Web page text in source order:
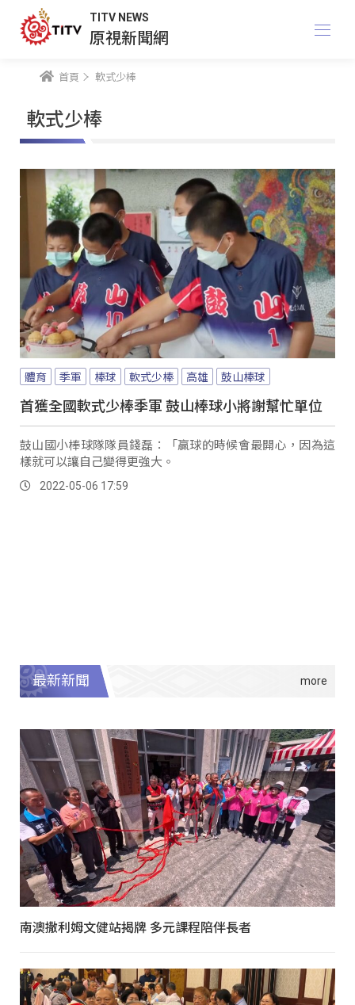
TITV NEWS
原視新聞網
首頁 軟式少棒
軟式少棒
體育 季軍 棒球 軟式少棒 高雄 鼓山棒球
首獲全國軟式少棒季軍 鼓山棒球小將謝幫忙單位
鼓山國小棒球隊隊員錢磊：「贏球的時候會最開心，因為這
樣就可以讓自己變得更強大。
2022-05-06 17:59
最新新聞
南澳撒利姆文健站揭牌 多元課程陪伴長者